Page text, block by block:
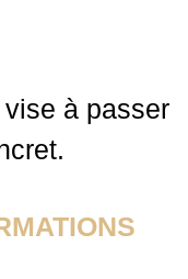
à passer